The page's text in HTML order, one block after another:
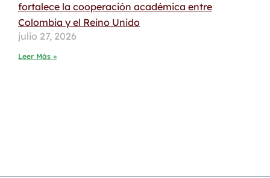
fortalece la cooperación académica entre
Colombia y el Reino Unido
julio 27, 2026
Leer Más »